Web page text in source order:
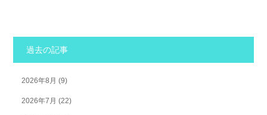
過去の記事
2026年8月 (9)
2026年7月 (22)